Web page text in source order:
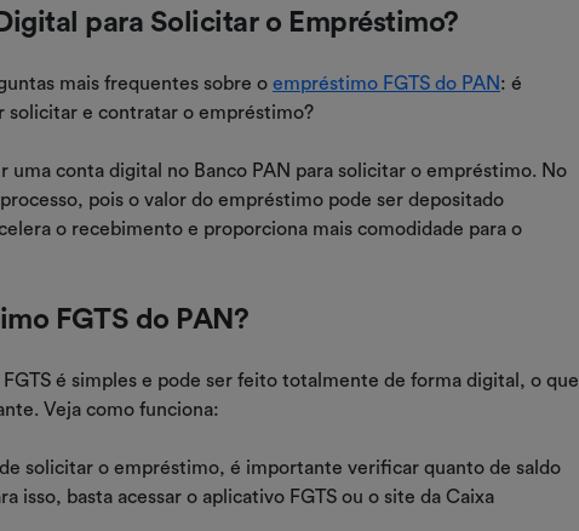
para Solicitar o Empréstimo?
mais frequentes sobre o empréstimo FGTS do PAN: é
solicitar e contratar o empréstimo?
conta digital no Banco PAN para solicitar o empréstimo. No
pois o valor do empréstimo pode ser depositado
o recebimento e proporciona mais comodidade para o
FGTS do PAN?
é simples e pode ser feito totalmente de forma digital, o que
Veja como funciona:
solicitar o empréstimo, é importante verificar quanto de saldo
isso, basta acessar o aplicativo FGTS ou o site da Caixa